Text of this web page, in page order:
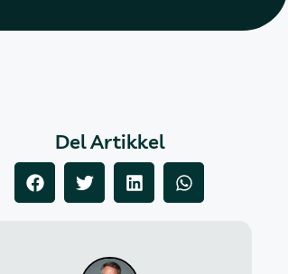
Del Artikkel